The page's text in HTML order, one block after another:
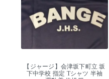
【ジャージ】会津坂下町立 坂
下中学校 指定 Tシャツ 半袖